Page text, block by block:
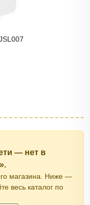
— нет в
магазина. Ниже —
весь каталог по